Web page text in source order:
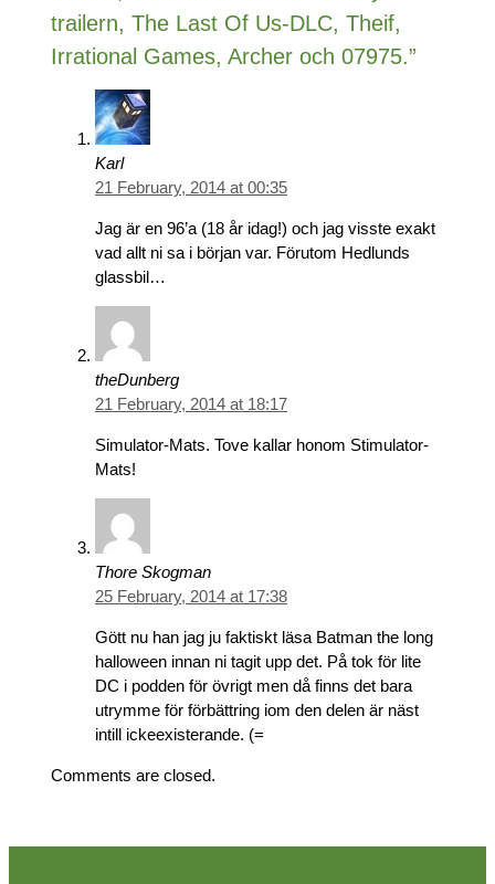
trailern, The Last Of Us-DLC, Theif,
Irrational Games, Archer och 07975.”
Karl
21 February, 2014 at 00:35
Jag är en 96’a (18 år idag!) och jag visste exakt
vad allt ni sa i början var. Förutom Hedlunds
glassbil…
theDunberg
21 February, 2014 at 18:17
Simulator-Mats. Tove kallar honom Stimulator-
Mats!
Thore Skogman
25 February, 2014 at 17:38
Gött nu han jag ju faktiskt läsa Batman the long
halloween innan ni tagit upp det. På tok för lite
DC i podden för övrigt men då finns det bara
utrymme för förbättring iom den delen är näst
intill ickeexisterande. (=
Comments are closed.